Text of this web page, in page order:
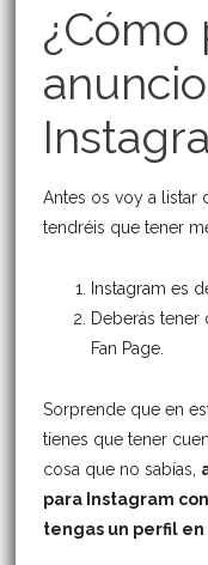
¿Cómo
Antes os voy a listar
tendréis que tener
Instagram es
Deberás tener
Fan Page.
Sorprende que en
tienes que tener
cosa que no sabías,
para Instagram
tengas un perfil